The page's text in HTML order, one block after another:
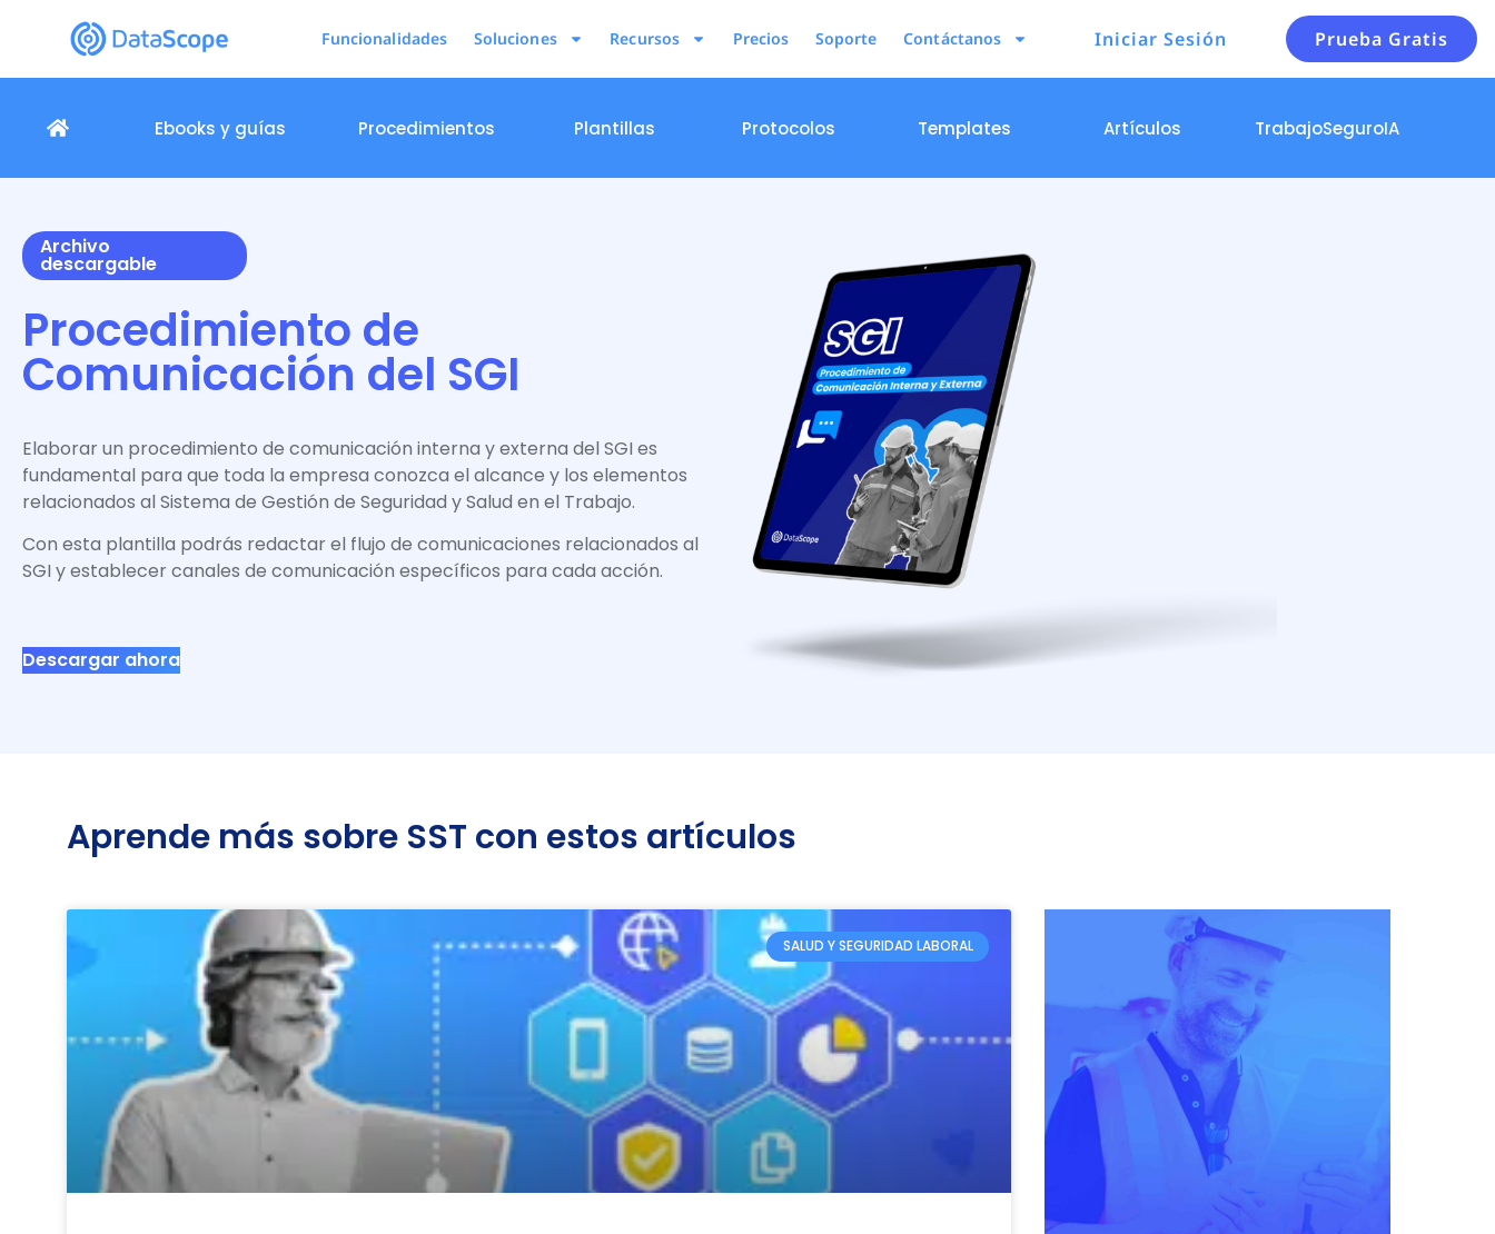
Funcionalidades Soluciones Recursos Precios Soporte Contáctanos Iniciar Sesión Prueba Gratis
Ebooks y guías Procedimientos Plantillas Protocolos Templates Artículos TrabajoSeguroIA
Archivo
descargable
Procedimiento de
Comunicación del SGI
Elaborar un procedimiento de comunicación interna y externa del SGI es
fundamental para que toda la empresa conozca el alcance y los elementos
relacionados al Sistema de Gestión de Seguridad y Salud en el Trabajo.
Con esta plantilla podrás redactar el flujo de comunicaciones relacionados al
SGI y establecer canales de comunicación específicos para cada acción.
Descargar ahora
Aprende más sobre SST con estos artículos
SALUD Y SEGURIDAD LABORAL